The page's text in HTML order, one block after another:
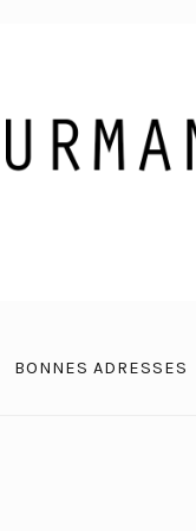
BONNES ADRESSES